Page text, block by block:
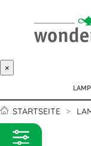
×
STARTSEITE